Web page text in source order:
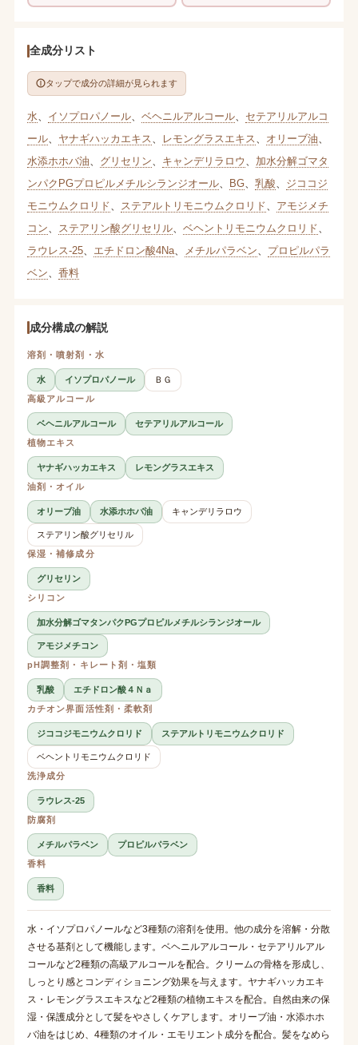
全成分リスト
タップで成分の詳細が見られます
水 イソプロパノール、 ベヘニルアルコール、 セテアリルアルコ
ール、 ヤナギハッカエキス レモングラスエキス オリーブ油
水添ホホバ油
グリセリン キャンデリラロウ
加水分解ゴマタ
ンパクPGプロピルメチルシランジオール、 BG、 乳酸
ジココジ
モニウムクロリド
ステアルトリモニウムクロリド
アモジメチ
コン
ステアリン酸グリセリル、 ベヘントリモニウムクロリド
ラウレス-25、 エチドロン酸4Na、 メチルパラベン
プロピルパラ
ベン
香料
成分構成の解説
溶剤・噴射剤・水
水 イソプロパノール
ＢＧ
高級アルコール
ベヘニルアルコール
セテアリルアルコール
植物エキス
ヤナギハッカエキス
レモングラスエキス
油剤・オイル
オリーブ油 水添ホホバ油 キャンデリラロウ
ステアリン酸グリセリル
保湿・補修成分
グリセリン
シリコン
加水分解ゴマタンパクPGプロピルメチルシランジオール
アモジメチコン
pH調整剤・キレート剤・塩類
乳酸
エチドロン酸４Ｎａ
カチオン界面活性剤・柔軟剤
ジココジモニウムクロリド ステアルトリモニウムクロリド
ベヘントリモニウムクロリド
洗浄成分
ラウレス-25
防腐剤
メチルパラベン
プロピルパラベン
香料
香料
水・イソプロパノールなど3種類の溶剤を使用。他の成分を溶解・分散
させる基剤として機能します。ベヘニルアルコール・セテアリルアル
コールなど2種類の高級アルコールを配合。クリームの骨格を形成し、
しっとり感とコンディショニング効果を与えます。ヤナギハッカエキ
ス・レモングラスエキスなど2種類の植物エキスを配合。自然由来の保
湿・保護成分として髪をやさしくケアします。オリーブ油・水添ホホ
バ油をはじめ、4種類のオイル・エモリエント成分を配合。髪をなめら